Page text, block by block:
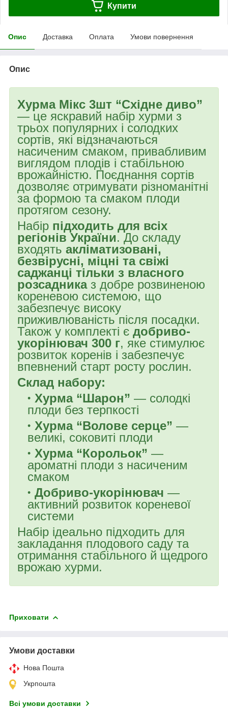
Купити
Опис Доставка Оплата Умови повернення
Опис
Хурма Мікс 3шт “Східне диво”
— це яскравий набір хурми з
трьох популярних і солодких
сортів, які відзначаються
насиченим смаком, привабливим
виглядом плодів і стабільною
врожайністю. Поєднання сортів
дозволяє отримувати різноманітні
за формою та смаком плоди
протягом сезону.
Набір підходить для всіх
регіонів України. До складу
входять акліматизовані,
безвірусні, міцні та свіжі
саджанці тільки з власного
розсадниказ добре розвиненою
кореневою системою, що
забезпечує високу
приживлюваність після посадки.
Також у комплекті є добриво-
укорінювач 300 г, яке стимулює
розвиток коренів і забезпечує
впевнений старт росту рослин.
Склад набору:
Хурма “Шарон” — солодкі
плоди без терпкості
Хурма “Волове серце” —
великі, соковиті плоди
Хурма “Корольок” —
ароматні плоди з насиченим
смаком
Добриво-укорінювач —
активний розвиток кореневої
системи
Набір ідеально підходить для
закладання плодового саду та
отримання стабільного й щедрого
врожаю хурми.
Приховати
Умови доставки
Нова Пошта
Укрпошта
Всі умови доставки